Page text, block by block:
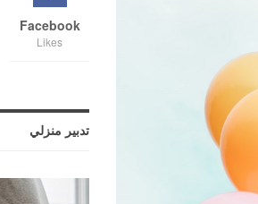
Facebook
Likes
تدبير منزلي